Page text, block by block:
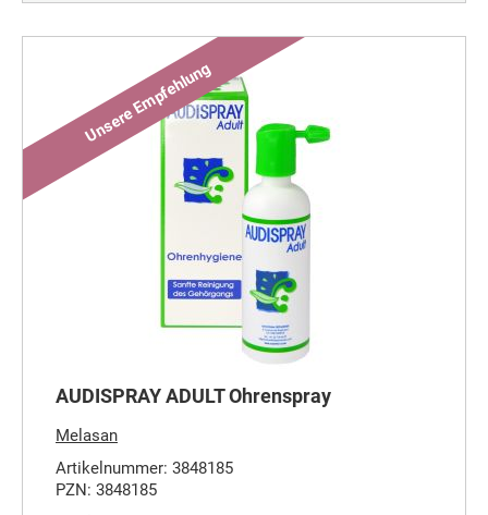
AUDISPRAY ADULT Ohrenspray
Melasan
Artikelnummer: 3848185
PZN: 3848185